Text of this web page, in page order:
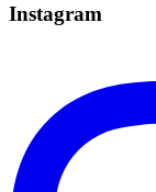
Instagram